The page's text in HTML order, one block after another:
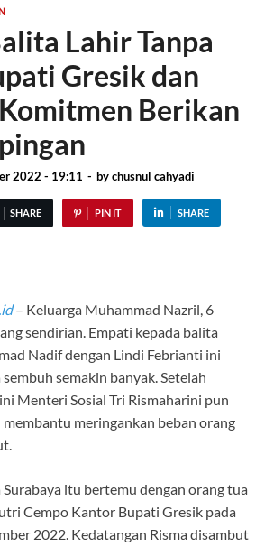
Lahir Tanpa
Gresik dan
Berikan
2022 - 19:11 - bychusnul cahyadi
SHARE PIN IT SHARE
– Keluarga Muhammad Nazril, 6
sendirian. Empati kepada balita
Nadif dengan Lindi Febrianti ini
semakin banyak. Setelah
Menteri Sosial Tri Rismaharini pun
meringankan beban orang
itu bertemu dengan orang tua
Cempo Kantor Bupati Gresik pada
2022. Kedatangan Risma disambut